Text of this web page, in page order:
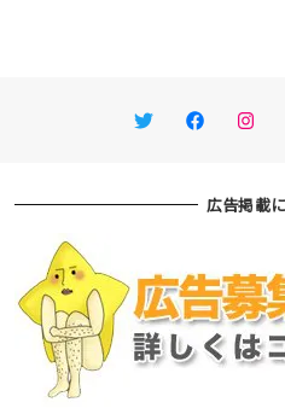
Twitter
広告掲載